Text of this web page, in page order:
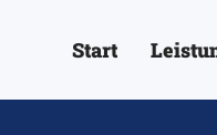
Start